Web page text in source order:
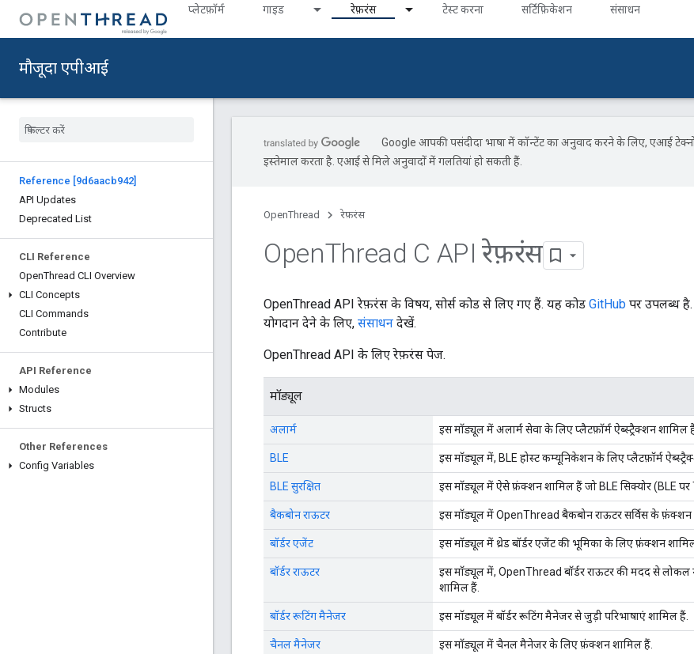
प्‍लेटफ़ॉर्म गाइड रेफ़रंस टेस्ट करना सर्टिफ़िकेशन संसाधन
मौजूदा एपीआई
Reference [9d6aacb942]
API Updates
Deprecated List
CLI Reference
OpenThread CLI Overview
CLI Concepts
CLI Commands
Contribute
API Reference
Modules
Structs
Other References
Config Variables
Google आपकी पसंदीदा भाषा में कॉन्टेंट का अनुवाद करने के लिए, एआई
इस्तेमाल करता है. एआई से मिले अनुवादों में गलतियां हो सकती हैं.
OpenThread रेफ़रंस
OpenThread C API रेफ़रंस
OpenThread API रेफ़रंस के विषय, सोर्स कोड से लिए गए हैं. यह कोड GitHub पर उपलब्ध है.
योगदान देने के लिए, संसाधन देखें.
OpenThread API के लिए रेफ़रंस पेज.
मॉड्यूल
अलार्म इस मॉड्यूल में अलार्म सेवा के लिए प्लैटफ़ॉर्म ऐब्स्ट्रैक्शन शामिल
BLE इस मॉड्यूल में, BLE होस्ट कम्यूनिकेशन के लिए प्लैटफ़ॉर्म
BLE सुरक्षित इस मॉड्यूल में ऐसे फ़ंक्शन शामिल हैं जो BLE सिक्योर (BLE
बैकबोन राऊटर इस मॉड्यूल में OpenThread बैकबोन राऊटर सर्विस के फ़ंक्शन
बॉर्डर एजेंट इस मॉड्यूल में थ्रेड बॉर्डर एजेंट की भूमिका के लिए फ़ंक्शन
बॉर्डर राऊटर
इस मॉड्यूल में, OpenThread बॉर्डर राऊटर की मदद से
शामिल हैं.
बॉर्डर रूटिंग मैनेजर इस मॉड्यूल में बॉर्डर रूटिंग मैनेजर से जुड़ी परिभाषाएं शामिल हैं.
चैनल मैनेजर इस मॉड्यूल में चैनल मैनेजर के लिए फ़ंक्शन शामिल हैं.